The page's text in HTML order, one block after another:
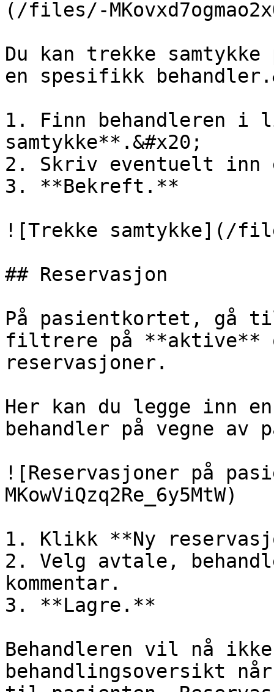
(/files/-
Du kan trekke
en spesifikk
1. Finn behandleren i
samtykke**.&#x20;
2. Skriv eventuelt inn
3. **Bekreft.**
![Trekke samtykke](/
## Reservasjon
På pasientkortet, gå
filtrere på **aktive**
reservasjoner.
Her kan du legge inn
behandler på vegne av
![Reservasjoner på
MKowViQzq2Re_6y5MtW)
1. Klikk **Ny
2. Velg avtale,
kommentar.
3. **Lagre.**
Behandleren vil nå
behandlingsoversikt